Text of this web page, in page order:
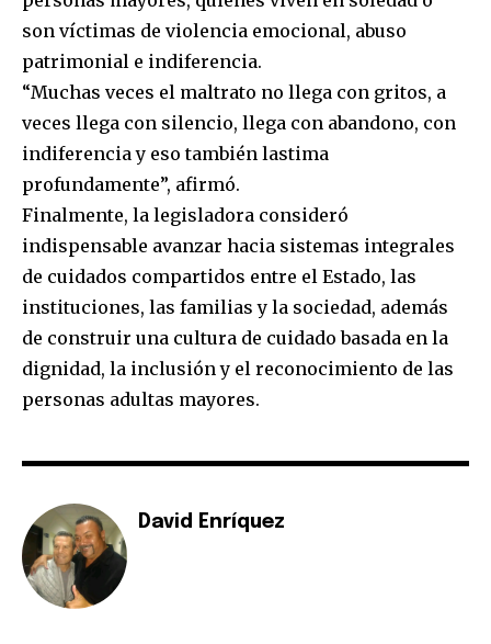
son víctimas de violencia emocional, abuso
patrimonial e indiferencia.
“Muchas veces el maltrato no llega con gritos, a
veces llega con silencio, llega con abandono, con
indiferencia y eso también lastima
profundamente”, afirmó.
Finalmente, la legisladora consideró
indispensable avanzar hacia sistemas integrales
de cuidados compartidos entre el Estado, las
instituciones, las familias y la sociedad, además
de construir una cultura de cuidado basada en la
dignidad, la inclusión y el reconocimiento de las
personas adultas mayores.
David Enríquez